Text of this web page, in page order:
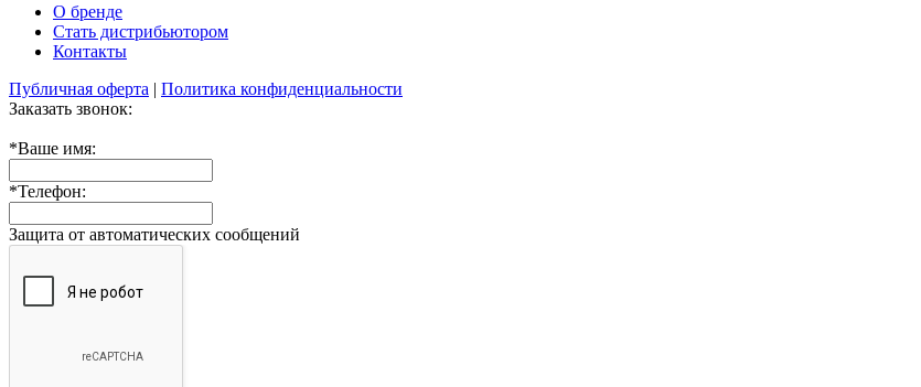
О бренде
Стать дистрибьютором
Контакты
Публичная оферта | Политика конфиденциальности
Заказать звонок:
*Ваше имя:
*Телефон:
Защита от автоматических сообщений